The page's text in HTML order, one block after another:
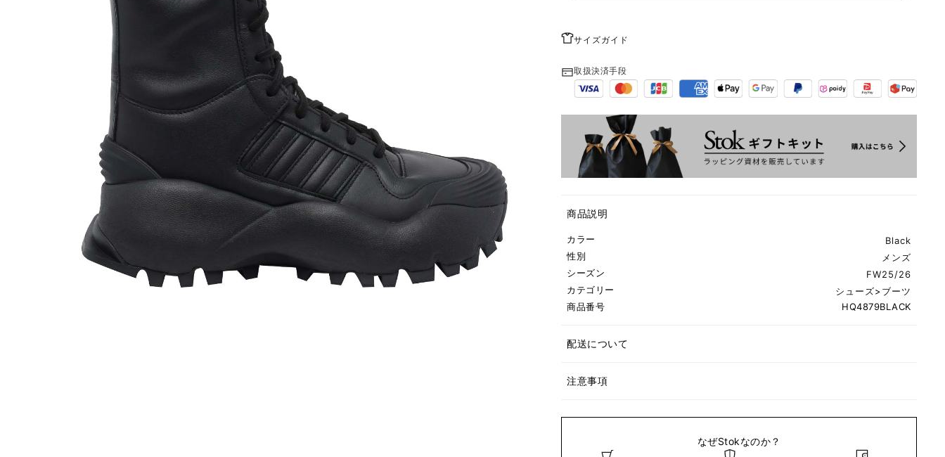
サイズガイド
取扱決済手段
商品説明
カラー
Black
性別
メンズ
シーズン
FW25/26
カテゴリー
シューズ>ブーツ
商品番号
HQ4879BLACK
配送について
注意事項
なぜStokなのか？